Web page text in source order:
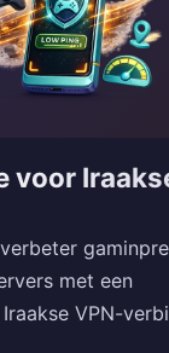
voor
met een
VPN-